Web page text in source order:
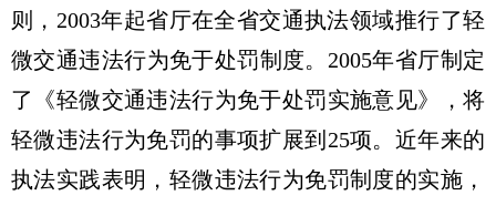
则，2003年起省厅在全省交通执法领域推行了轻
微交通违法行为免于处罚制度。2005年省厅制定
了《轻微交通违法行为免于处罚实施意见》，将
轻微违法行为免罚的事项扩展到25项。近年来的
执法实践表明，轻微违法行为免罚制度的实施，